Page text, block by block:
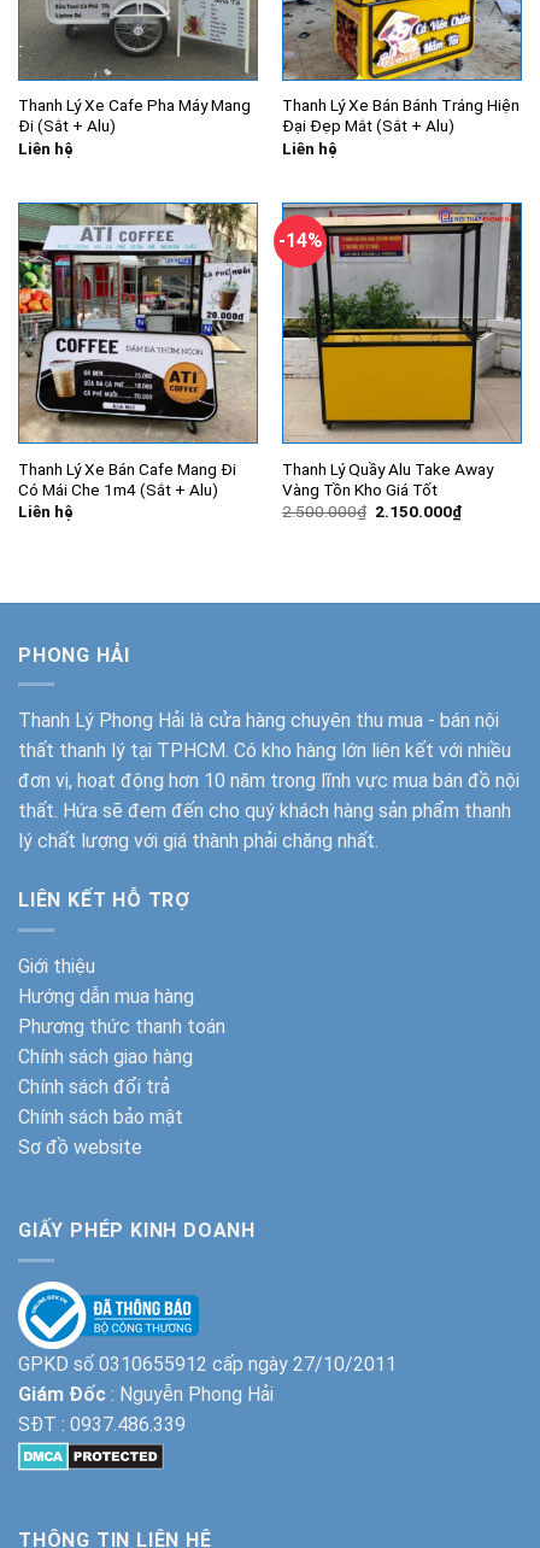
Thanh Lý Xe Cafe Pha Máy Mang
Đi (Sắt + Alu)
Liên hệ
Thanh Lý Xe Bán Bánh Tráng Hiện
Đại Đẹp Mắt (Sắt + Alu)
Liên hệ
Thanh Lý Xe Bán Cafe Mang Đi
Có Mái Che 1m4 (Sắt + Alu)
Liên hệ
-14%
Thanh Lý Quầy Alu Take Away
Vàng Tồn Kho Giá Tốt
2.500.000₫ Giá
2.150.000₫Giá
hiện
PHONG HẢI
Thanh Lý Phong Hải là cửa hàng chuyên thu mua - bán nội
thất thanh lý tại TPHCM. Có kho hàng lớn liên kết với nhiều
đơn vị, hoạt động hơn 10 năm trong lĩnh vực mua bán đồ nội
thất. Hứa sẽ đem đến cho quý khách hàng sản phẩm thanh
lý chất lượng với giá thành phải chăng nhất.
LIÊN KẾT HỖ TRỢ
Giới thiệu
Hướng dẫn mua hàng
Phương thức thanh toán
Chính sách giao hàng
Chính sách đổi trả
Chính sách bảo mật
Sơ đồ website
GIẤY PHÉP KINH DOANH
GPKD số 0310655912 cấp ngày 27/10/2011
Giám Đốc : Nguyễn Phong Hải
SĐT : 0937.486.339
THÔNG TIN LIÊN HỆ